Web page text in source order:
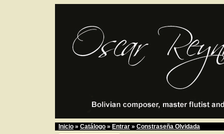
Inicio » Catálogo » Entrar » Constraseña Olvidada